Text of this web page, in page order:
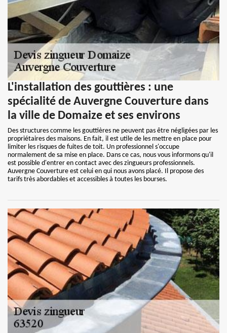
L'installation des gouttières : une
spécialité de Auvergne Couverture dans
la ville de Domaize et ses environs
Des structures comme les gouttières ne peuvent pas être négligées par les
propriétaires des maisons. En fait, il est utile de les mettre en place pour
limiter les risques de fuites de toit. Un professionnel s'occupe
normalement de sa mise en place. Dans ce cas, nous vous informons qu'il
est possible d'entrer en contact avec des zingueurs professionnels.
Auvergne Couverture est celui en qui nous avons placé. Il propose des
tarifs très abordables et accessibles à toutes les bourses.